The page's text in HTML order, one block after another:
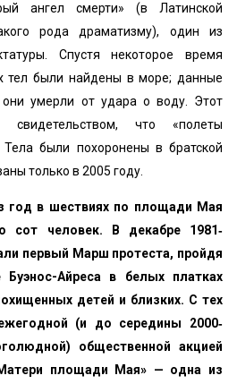
ангел смерти» (в Латинской
рода драматизму), один из
Спустя некоторое время
тел были найдены в море; данные
они умерли от удара о воду. Этот
что «полеты
были похоронены в братской
только в 2005 году.
год в шествиях по площади Мая
сот человек. В декабре 1981‐
первый Марш протеста, пройдя
Буэнос-Айреса в белых платках
детей и близких. С тех
(и до середины 2000‐
общественной акцией
площади Мая» — одна из